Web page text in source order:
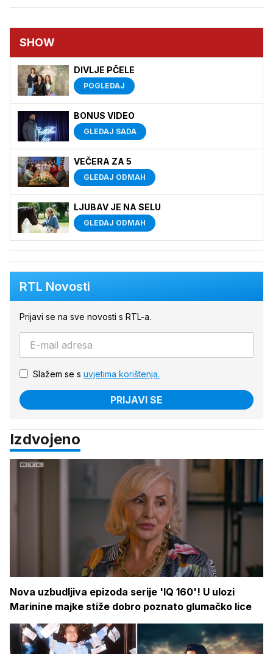
SHOW
DIVLJE PČELE
POGLEDAJ
BONUS VIDEO
GLEDAJ SADA
VEČERA ZA 5
GLEDAJ ODMAH
LJUBAV JE NA SELU
GLEDAJ ODMAH
RTL Novosti
Prijavi se na sve novosti s RTL-a.
Slažem se s uvjetima korištenja.
PRIJAVI SE
Izdvojeno
Nova uzbudljiva epizoda serije 'IQ 160'! U ulozi
Marinine majke stiže dobro poznato glumačko lice